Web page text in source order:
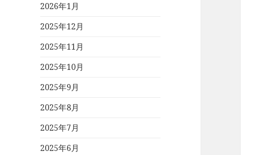
2026年1月
2025年12月
2025年11月
2025年10月
2025年9月
2025年8月
2025年7月
2025年6月